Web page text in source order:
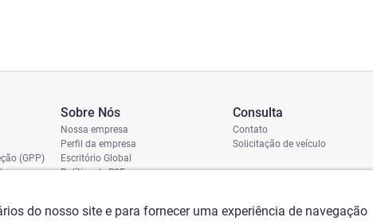
(GPP)
Sobre Nós
Nossa empresa
Perfil da empresa
Escritório Global
Política de RSE
Consulta
Contato
Solicitação de veículo
do nosso site e para fornecer uma experiência de navegação